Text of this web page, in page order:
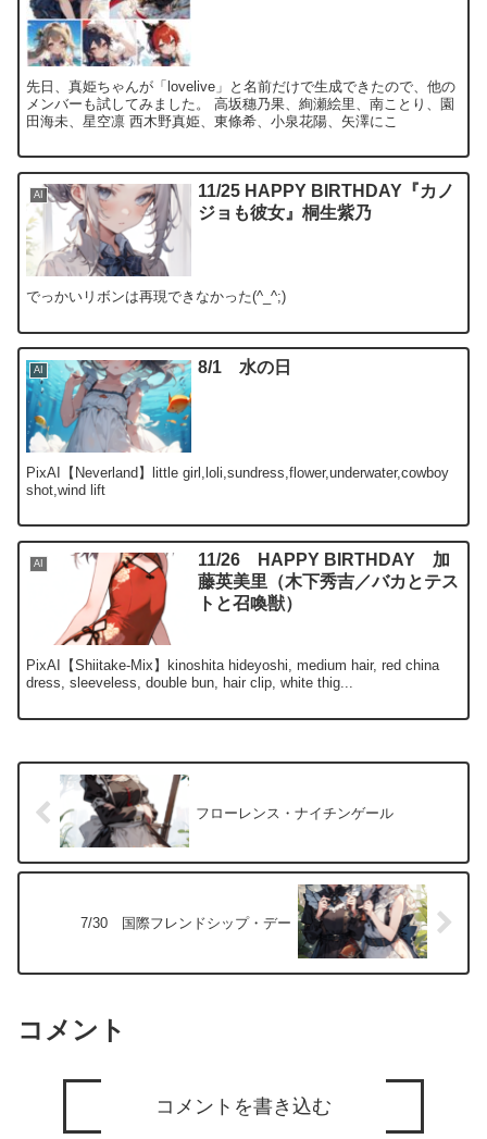
先日、真姫ちゃんが「lovelive」と名前だけで生成できたので、他の
メンバーも試してみました。 高坂穗乃果、絢瀬絵里、南ことり、園
田海未、星空凛 西木野真姫、東條希、小泉花陽、矢澤にこ
AI
11/25 HAPPY BIRTHDAY『カノ
ジョも彼女』桐生紫乃
でっかいリボンは再現できなかった(^_^;)
AI 8/1 水の日
PixAI【Neverland】little girl,loli,sundress,flower,underwater,cowboy
shot,wind lift
AI
11/26 HAPPY BIRTHDAY 加
藤英美里（木下秀吉／バカとテス
トと召喚獣）
PixAI【Shiitake-Mix】kinoshita hideyoshi, medium hair, red china
dress, sleeveless, double bun, hair clip, white thig...
フローレンス・ナイチンゲール
7/30 国際フレンドシップ・デー
コメント
コメントを書き込む